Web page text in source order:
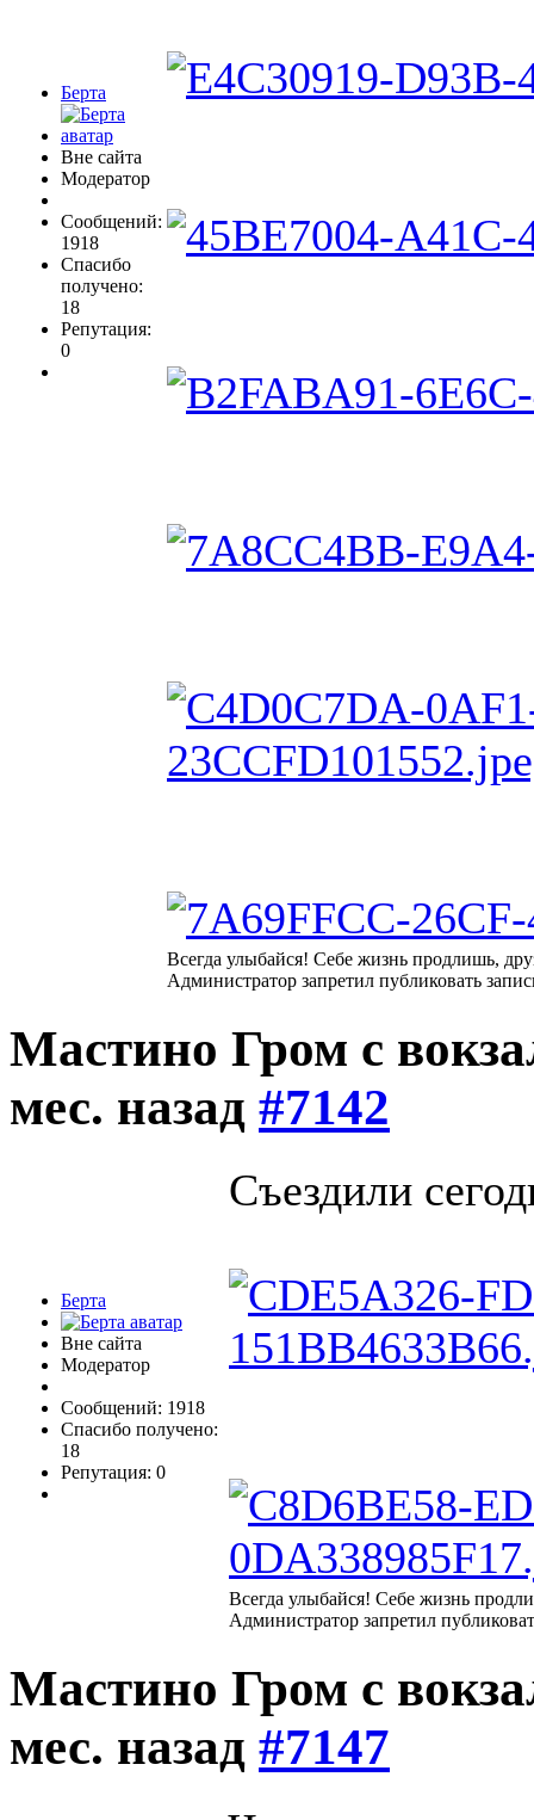
Берта
Вне сайта
Модератор
Сообщений:
1918
Спасибо
получено:
18
Репутация:
0
Всегда улыбайся! Себе жизнь продлишь,
Администратор запретил публиковать
Мастино Гром с
мес. назад #7142
Берта
Вне сайта
Модератор
Сообщений: 1918
Спасибо получено:
18
Репутация: 0
Съездили
Всегда улыбайся! Себе жизнь
Администратор запретил
Мастино Гром с
мес. назад #7147